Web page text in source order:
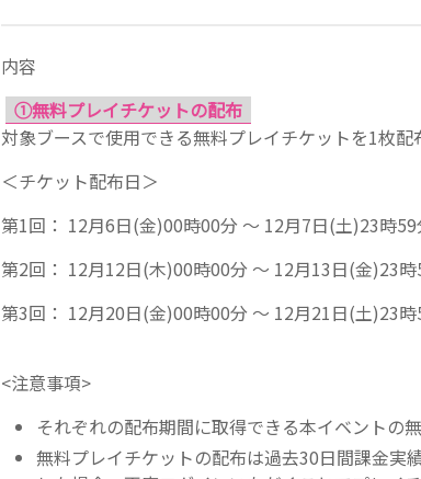
内容
①無料プレイチケットの配布
対象ブースで使用できる無料プレイチケットを1枚配
＜チケット配布日＞
第1回： 12月6日(金)00時00分 ～ 12月7日(土)23時59
第2回： 12月12日(木)00時00分 ～ 12月13日(金)23
第3回： 12月20日(金)00時00分 ～ 12月21日(土)23
<注意事項>
それぞれの配布期間に取得できる本イベントの
無料プレイチケットの配布は過去30日間課金実